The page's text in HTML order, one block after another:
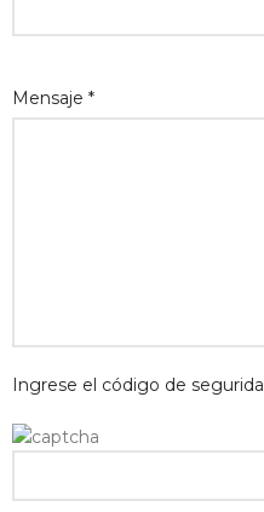
Mensaje *
Ingrese el código de